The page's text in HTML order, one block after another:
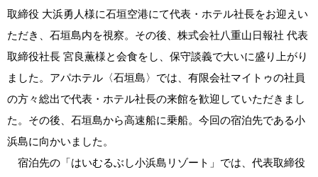
取締役 大浜勇人様に石垣空港にて代表・ホテル社長をお迎えい
ただき、石垣島内を視察。その後、株式会社八重山日報社 代表
取締役社長 宮良薫様と会食をし、保守談義で大いに盛り上がり
ました。アパホテル〈石垣島〉では、有限会社マイトゥの社員
の方々総出で代表・ホテル社長の来館を歓迎していただきまし
た。その後、石垣島から高速船に乗船。今回の宿泊先である小
浜島に向かいました。
宿泊先の「はいむるぶし小浜島リゾート」では、代表取締役